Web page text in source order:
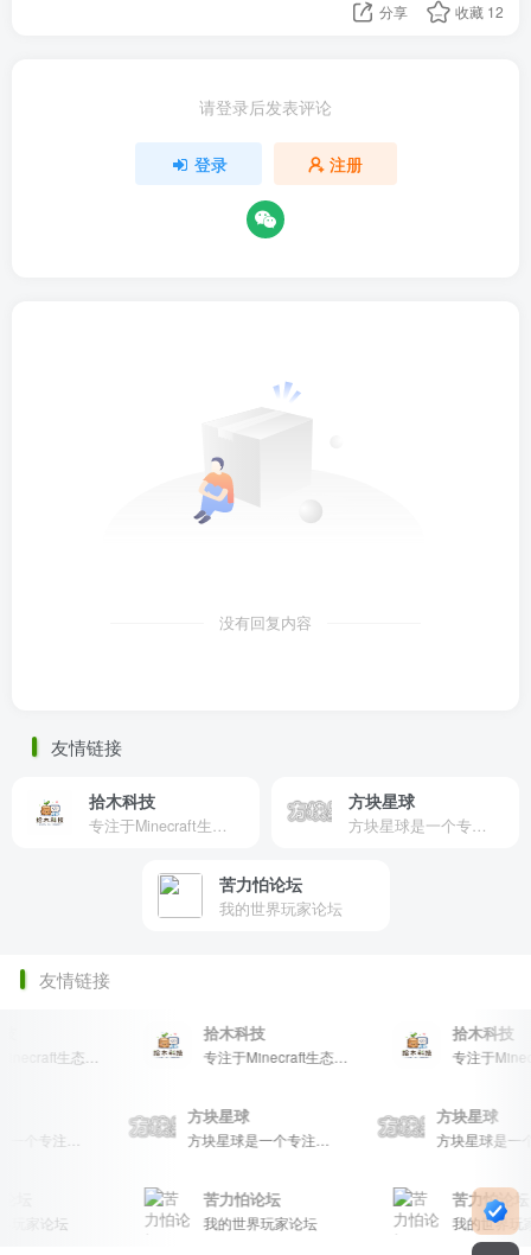
分享 收藏 12
请登录后发表评论
登录 注册
没有回复内容
友情链接
拾木科技 方块星球
苦力怕论坛
我的世界玩家论坛
友情链接
专注于Minecraft生态建设
拾木科技
专注于Minecraft生态建设
拾木科技
方块星球 方块星球
苦力怕论坛
我的世界玩家论坛
苦力怕论坛
我的世界玩家论